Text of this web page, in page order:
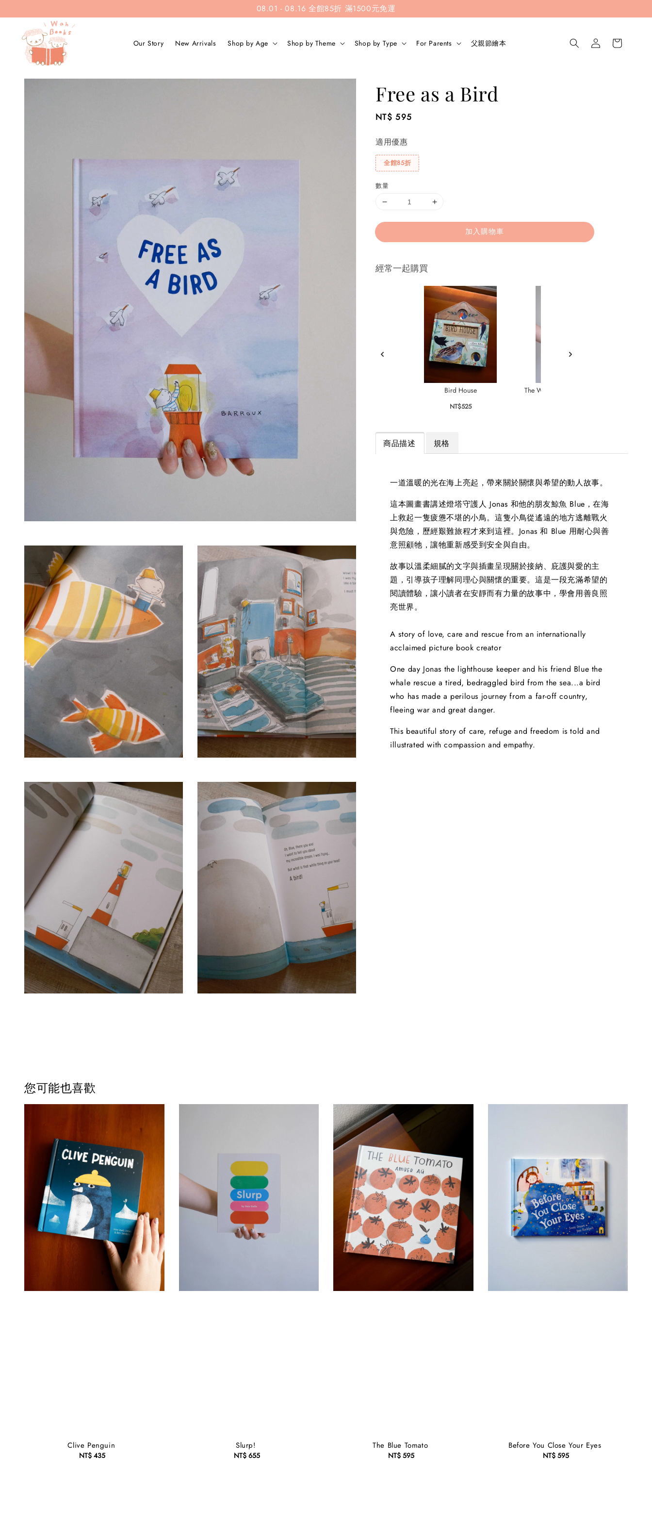
08.01 - 08.16 全館85折 滿1500元免運
Our Story New Arrivals Shop by Age Shop by Theme Shop by Type For Parents 父親節繪本
Free as a Bird
Regular
NT$ 595
適用優惠
全館85折
數量
加入購物車
經常一起購買
Bird House
NT$525
The Whale that Sings in the Deep
商品描述 規格
一道溫暖的光在海上亮起，帶來關於關懷與希望的動人故事。
這本圖畫書講述燈塔守護人 Jonas 和他的朋友鯨魚 Blue，在海
上救起一隻疲憊不堪的小鳥。這隻小鳥從遙遠的地方逃離戰火
與危險，歷經艱難旅程才來到這裡。Jonas 和 Blue 用耐心與善
意照顧牠，讓牠重新感受到安全與自由。
故事以溫柔細膩的文字與插畫呈現關於接納、庇護與愛的主
題，引導孩子理解同理心與關懷的重要。這是一段充滿希望的
閱讀體驗，讓小讀者在安靜而有力量的故事中，學會用善良照
亮世界。
A story of love, care and rescue from an internationally
acclaimed picture book creator
One day Jonas the lighthouse keeper and his friend Blue the
whale rescue a tired, bedraggled bird from the sea...a bird
who has made a perilous journey from a far-off country,
fleeing war and great danger.
This beautiful story of care, refuge and freedom is told and
illustrated with compassion and empathy.
您可能也喜歡
Clive Penguin
Regular
NT$ 435
Slurp!
Regular
NT$ 655
The Blue Tomato
Regular
NT$ 595
Before You Close Your Eyes
Regular
NT$ 595